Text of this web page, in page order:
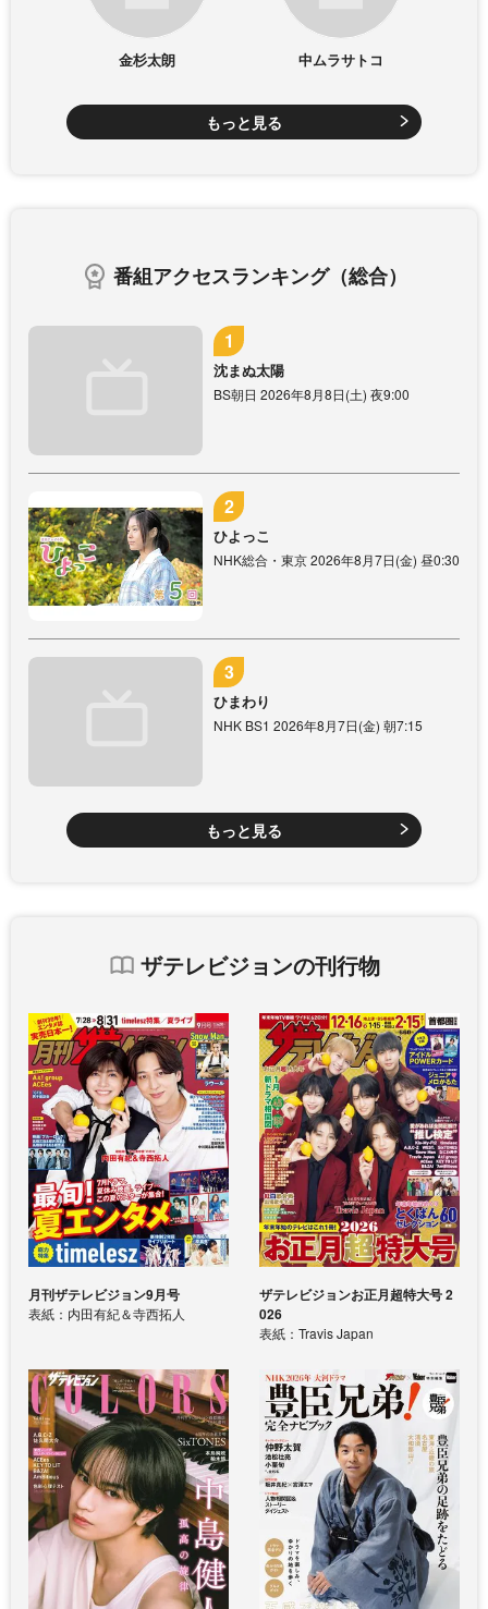
金杉太朗 中ムラサトコ
もっと見る
番組アクセスランキング（総合）
沈まぬ太陽
BS朝日 2026年8月8日(土) 夜9:00
ひよっこ
NHK総合・東京 2026年8月7日(金) 昼0:30
ひまわり
NHK BS1 2026年8月7日(金) 朝7:15
もっと見る
ザテレビジョンの刊行物
月刊ザテレビジョン9月号
表紙：内田有紀＆寺西拓人
ザテレビジョンお正月超特大号 2
026
表紙：Travis Japan